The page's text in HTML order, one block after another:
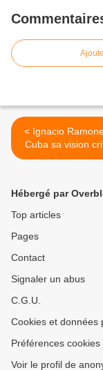
< Ignacio Ramonet offre à
Cuba sa vision
monde
Hébergé par
Top articles
Pages
Contact
Signaler un abus
C.G.U.
Cookies et données
Préférences cookies
Voir le profil de